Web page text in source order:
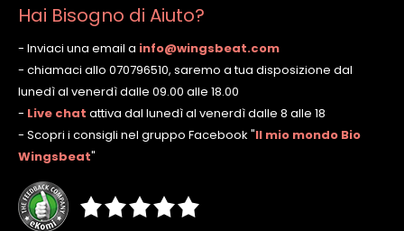
Hai Bisogno di Aiuto?
- Inviaci una email a info@wingsbeat.com
- chiamaci allo 070796510, saremo a tua disposizione dal
lunedì al venerdì dalle 09.00 alle 18.00
- Live chat attiva dal lunedì al venerdì dalle 8 alle 18
- Scopri i consigli nel gruppo Facebook "Il mio mondo Bio
Wingsbeat"